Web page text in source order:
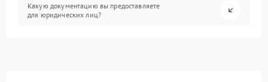
Какую документацию вы предоставляете
для юридических лиц?